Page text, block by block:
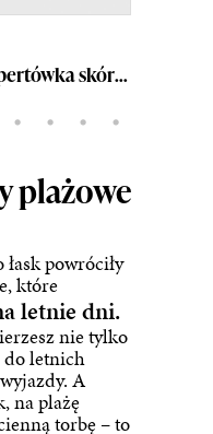
Kurt Geiger London kopertówka skórzana kolor cza...
plażowe
powróciły
które
letnie dni.
nie tylko
do letnich
A
na plażę
torbę – to